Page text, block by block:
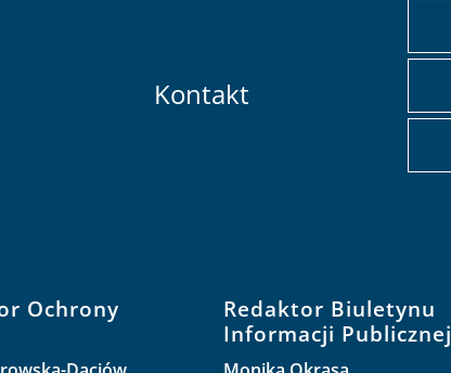
Kontakt
Ochrony
Redaktor Biuletynu
Informacji Publicznej